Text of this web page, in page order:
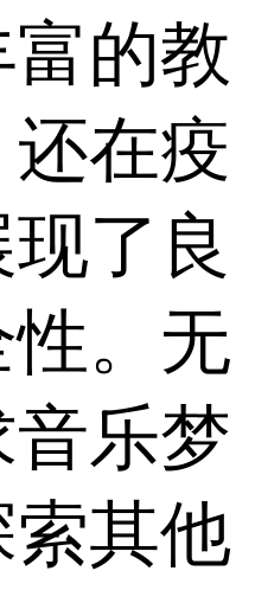
的教
在疫
了良
。无
乐梦
其他